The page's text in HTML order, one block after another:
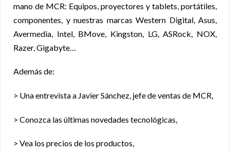
mano de MCR: Equipos, proyectores y tablets, portátiles,
componentes, y nuestras marcas Western Digital, Asus,
Avermedia, Intel, BMove, Kingston, LG, ASRock, NOX,
Razer, Gigabyte…
Además de:
> Una entrevista a Javier Sánchez, jefe de ventas de MCR,
> Conozca las últimas novedades tecnológicas,
> Vea los precios de los productos,